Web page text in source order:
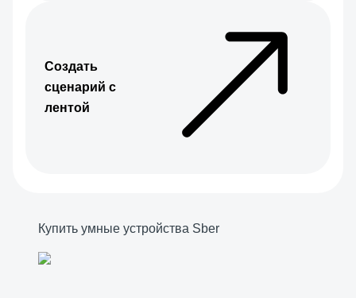
Создать
сценарий с
лентой
Купить умные устройства Sber